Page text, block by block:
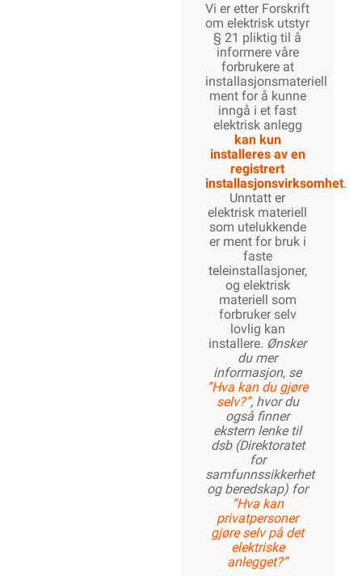
Vi er etter Forskrift
om elektrisk utstyr
§ 21 pliktig til å
informere våre
forbrukere at
installasjonsmateriell
ment for å kunne
inngå i et fast
elektrisk anlegg
kan kun
installeres av en
registrert
installasjonsvirksomhet.
Unntatt er
elektrisk materiell
som utelukkende
er ment for bruk i
faste
teleinstallasjoner,
og elektrisk
materiell som
forbruker selv
lovlig kan
installere. Ønsker
du mer
informasjon, se
”Hva kan du gjøre
selv?”, hvor du
også finner
ekstern lenke til
dsb (Direktoratet
for
samfunnssikkerhet
og beredskap) for
“Hva kan
privatpersoner
gjøre selv på det
elektriske
anlegget?”